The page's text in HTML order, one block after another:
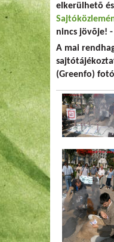
elkerülhetõ
nincs jövõje! -
A mai
(Greenfo)